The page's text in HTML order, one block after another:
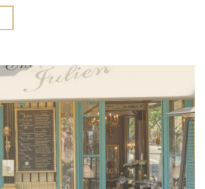
avec
Burtin,
doublement
étoilé
à
Saint-
Remy"